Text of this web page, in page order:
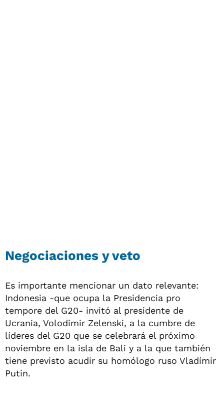
Negociaciones y veto
Es importante mencionar un dato relevante:
Indonesia -que ocupa la Presidencia pro
tempore del G20- invitó al presidente de
Ucrania, Volodimir Zelenski, a la cumbre de
líderes del G20 que se celebrará el próximo
noviembre en la isla de Bali y a la que también
tiene previsto acudir su homólogo ruso Vladímir
Putin.